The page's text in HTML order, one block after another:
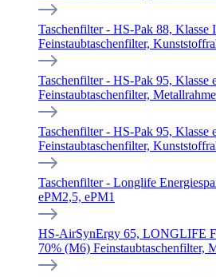
Taschenfilter - HS-Pak 88, Klasse
Feinstaubtaschenfilter,
Taschenfilter - HS-Pak 95, Klasse
Feinstaubtaschenfilter,
Taschenfilter - HS-Pak 95, Klasse
Feinstaubtaschenfilter,
Taschenfilter - Longlife
ePM2,5, ePM1
HS-AirSynErgy 65, LONGLIFE
70% (M6) Feinstaubtaschenfilter,